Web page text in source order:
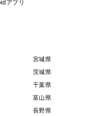
アプリ
宮城県
茨城県
千葉県
富山県
長野県